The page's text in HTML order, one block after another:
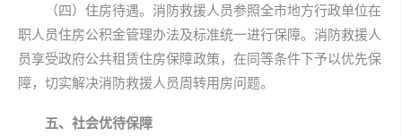
（四）住房待遇。消防救援人员参照全市地方行政单位在
职人员住房公积金管理办法及标准统一进行保障。消防救援人
员享受政府公共租赁住房保障政策，在同等条件下予以优先保
障，切实解决消防救援人员周转用房问题。
五、社会优待保障